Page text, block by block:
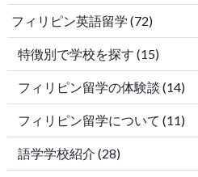
フィリピン英語留学 (72)
特徴別で学校を探す (15)
フィリピン留学の体験談 (14)
フィリピン留学について (11)
語学学校紹介 (28)